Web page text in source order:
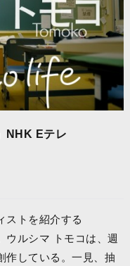
NHK Eテレ
ストを紹介する
ルシマ トモコは、週
作している。一見、抽